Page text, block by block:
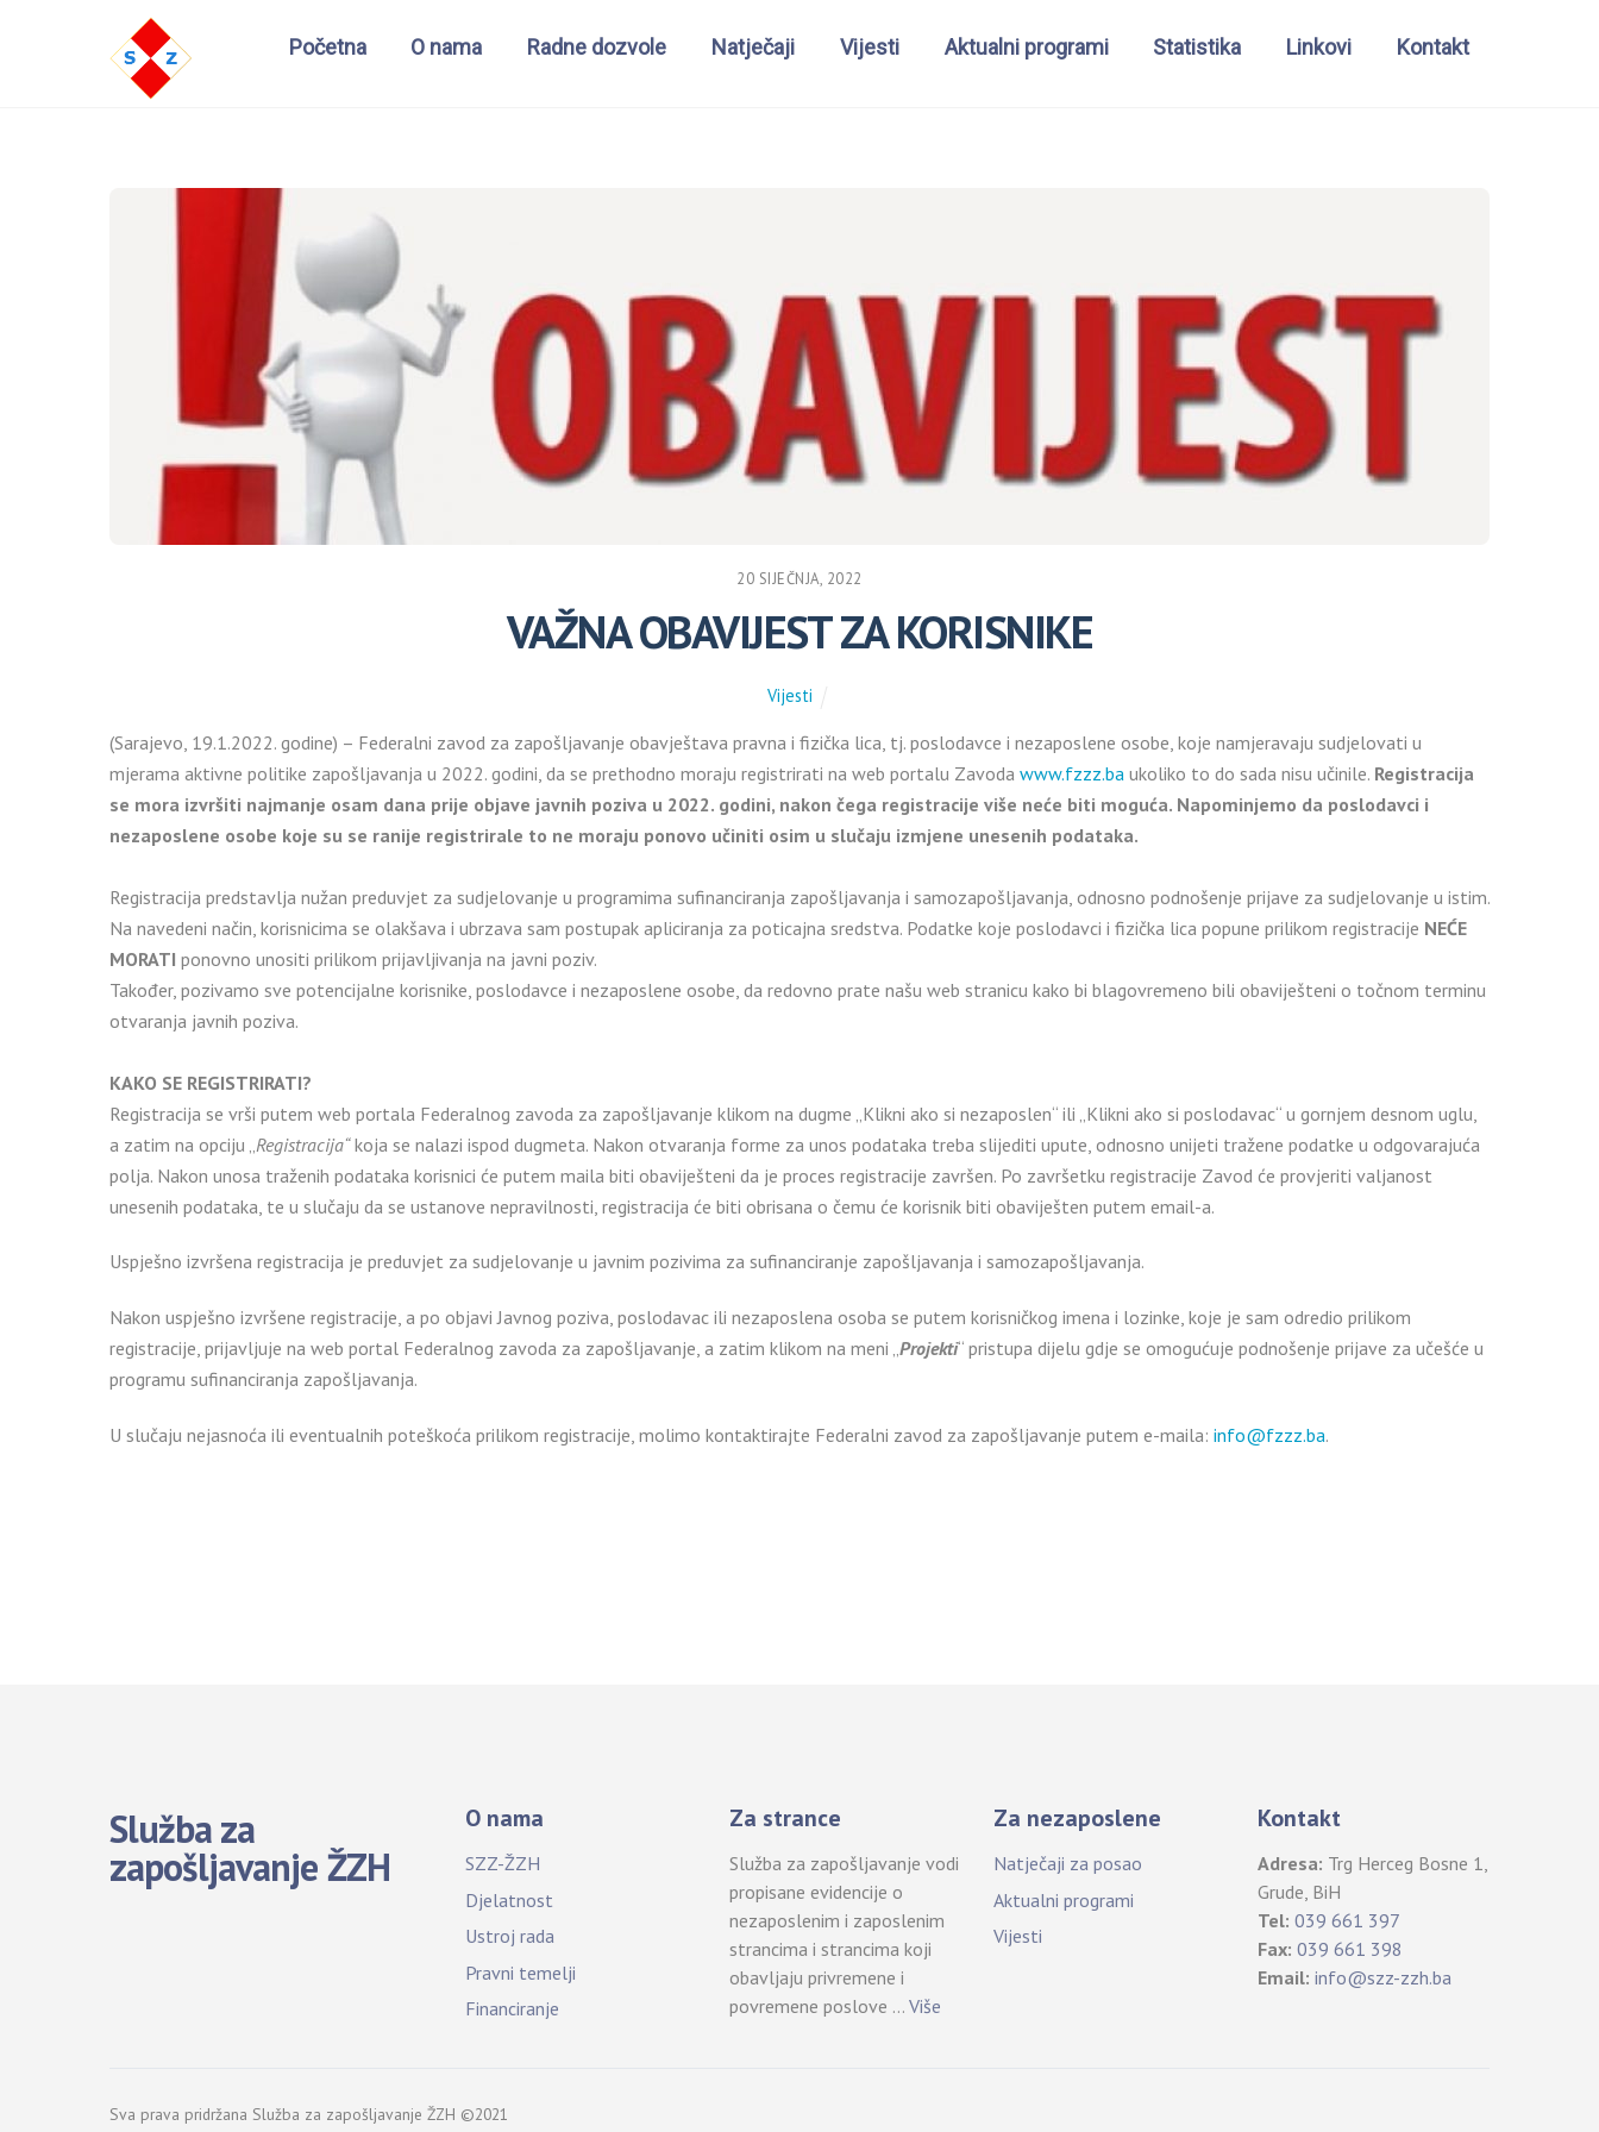
Početna O nama Radne dozvole Natječaji Vijesti Aktualni programi Statistika Linkovi Kontakt
20 SIJEČNJA, 2022
VAŽNA OBAVIJEST ZA KORISNIKE
Vijesti
(Sarajevo, 19.1.2022. godine) – Federalni zavod za zapošljavanje obavještava pravna i fizička lica, tj. poslodavce i nezaposlene osobe, koje namjeravaju sudjelovati u
mjerama aktivne politike zapošljavanja u 2022. godini, da se prethodno moraju registrirati na web portalu Zavoda www.fzzz.ba ukoliko to do sada nisu učinile. Registracija
se mora izvršiti najmanje osam dana prije objave javnih poziva u 2022. godini, nakon čega registracije više neće biti moguća. Napominjemo da poslodavci i
nezaposlene osobe koje su se ranije registrirale to ne moraju ponovo učiniti osim u slučaju izmjene unesenih podataka.
Registracija predstavlja nužan preduvjet za sudjelovanje u programima sufinanciranja zapošljavanja i samozapošljavanja, odnosno podnošenje prijave za sudjelovanje u istim.
Na navedeni način, korisnicima se olakšava i ubrzava sam postupak apliciranja za poticajna sredstva. Podatke koje poslodavci i fizička lica popune prilikom registracije NEĆE
MORATI ponovno unositi prilikom prijavljivanja na javni poziv.
Također, pozivamo sve potencijalne korisnike, poslodavce i nezaposlene osobe, da redovno prate našu web stranicu kako bi blagovremeno bili obaviješteni o točnom terminu
otvaranja javnih poziva.
KAKO SE REGISTRIRATI?
Registracija se vrši putem web portala Federalnog zavoda za zapošljavanje klikom na dugme „Klikni ako si nezaposlen“ ili „Klikni ako si poslodavac“ u gornjem desnom uglu,
a zatim na opciju „ Registracija“koja se nalazi ispod dugmeta. Nakon otvaranja forme za unos podataka treba slijediti upute, odnosno unijeti tražene podatke u odgovarajuća
polja. Nakon unosa traženih podataka korisnici će putem maila biti obaviješteni da je proces registracije završen. Po završetku registracije Zavod će provjeriti valjanost
unesenih podataka, te u slučaju da se ustanove nepravilnosti, registracija će biti obrisana o čemu će korisnik biti obaviješten putem email-a.
Uspješno izvršena registracija je preduvjet za sudjelovanje u javnim pozivima za sufinanciranje zapošljavanja i samozapošljavanja.
Nakon uspješno izvršene registracije, a po objavi Javnog poziva, poslodavac ili nezaposlena osoba se putem korisničkog imena i lozinke, koje je sam odredio prilikom
registracije, prijavljuje na web portal Federalnog zavoda za zapošljavanje, a zatim klikom na meni „Projekti“ pristupa dijelu gdje se omogućuje podnošenje prijave za učešće u
programu sufinanciranja zapošljavanja.
U slučaju nejasnoća ili eventualnih poteškoća prilikom registracije, molimo kontaktirajte Federalni zavod za zapošljavanje putem e-maila: info@fzzz.ba.
Služba za
zapošljavanje ŽZH
O nama
SZZ-ŽZH
Djelatnost
Ustroj rada
Pravni temelji
Financiranje
Za strance
Služba za zapošljavanje vodi
propisane evidencije o
nezaposlenim i zaposlenim
strancima i strancima koji
obavljaju privremene i
povremene poslove …Više
Za nezaposlene
Natječaji za posao
Aktualni programi
Vijesti
Kontakt
Adresa: Trg Herceg Bosne 1,
Grude, BiH
Tel: 039 661 397
Fax: 039 661 398
Email: info@szz-zzh.ba
Sva prava pridržana Služba za zapošljavanje ŽZH ©2021